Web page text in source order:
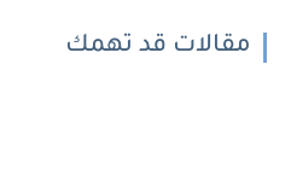
مقالات قد تهمك